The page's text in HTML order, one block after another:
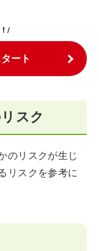
/
ート
スク
のリスクが生じ
リスクを参考に